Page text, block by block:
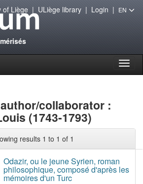
of Liège| ULiège library| Login | EN
collaborator :
(1743-1793)
results 1 to 1 of 1
Odazir, ou le jeune Syrien, roman
philosophique, composé d'après les
mémoires d'un Turc